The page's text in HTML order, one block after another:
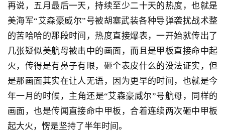
再说，五月最后一天，持续至少二十天的热度，也就是
美海军“艾森豪威尔”号被胡塞武装各种导弹袭扰战术整
的苦哈哈的那段时间，热度直接爆表，一开始就传出了
几张疑似美航母被击中的画面，而且是甲板直接命中起
火，传得是有鼻子有眼，砸个表皮什么的没法证实，但
是那画面其实在让人无语，因为更早的时间，也就是今
年一月的时候，主角还是“艾森豪威尔”号航母，同样的
画面，也是传闻直接命中甲板，合着连续两次砸中甲板
起大火，愣是坚持了半年时间。